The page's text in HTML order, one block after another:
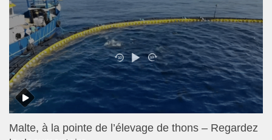
Malte, à la pointe de l’élevage de thons – Regardez